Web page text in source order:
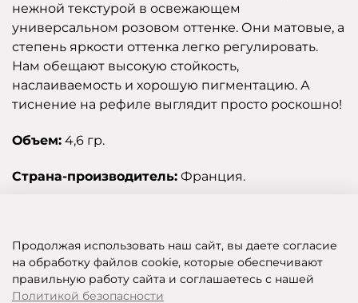
нежной текстурой в освежающем
универсальном розовом оттенке. Они матовые, а
степень яркости оттенка легко регулировать.
Нам обещают высокую стойкость,
наслаиваемость и хорошую пигментацию. А
тиснение на рефиле выглядит просто роскошно!
Объем: 4,6 гр.
Страна-производитель: Франция.
SHOP OF BEAUTY - МУЛЬТИБРЕНДОВЫЙ ИНТЕРНЕТ-МАГАЗИН КОСМЕТИКИ
Продолжая использовать наш сайт, вы даете согласие
на обработку файлов cookie, которые обеспечивают
правильную работу сайта и соглашаетесь с нашей
Политикой безопасности